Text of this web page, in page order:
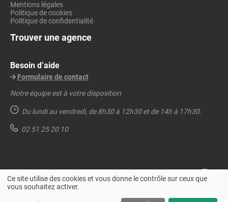
Mentions légales
Politique de cookies
Politique de confidentialité
Trouver une agence
Besoin d’aide
Formulaire de contact
Notre équipe est à votre disposition
Du lundi au vendredi, de 8h30 à 12h30 et de 14h à 17h30.
02 51 25 20 10
Ce site utilise des cookies et vous donne le contrôle sur ceux que
vous souhaitez activer.